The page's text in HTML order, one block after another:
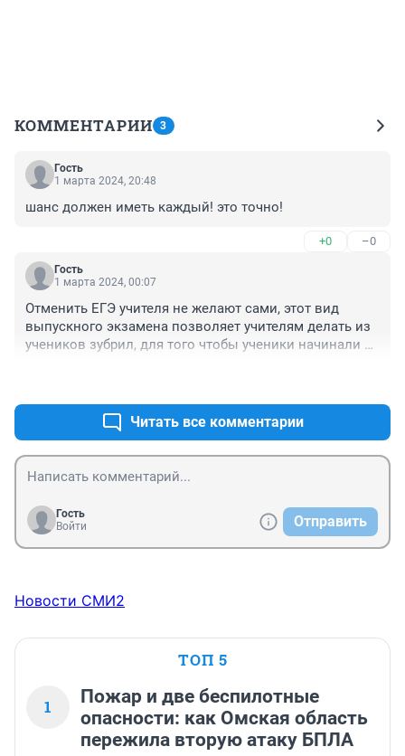
КОММЕНТАРИИ 3
Гость
1 марта 2024, 20:48
шанс должен иметь каждый! это точно!
+0 –0
Гость
1 марта 2024, 00:07
Отменить ЕГЭ учителя не желают сами, этот вид
выпускного экзамена позволяет учителям делать из
учеников зубрил, для того чтобы ученики начинали
как такие же зубрилы ЕГЭ, надо возвращать старую
систему образования
Читать все комментарии
Гость
Войти
Отправить
Новости СМИ2
ТОП 5
1
Пожар и две беспилотные
опасности: как Омская область
пережила вторую атаку БПЛА